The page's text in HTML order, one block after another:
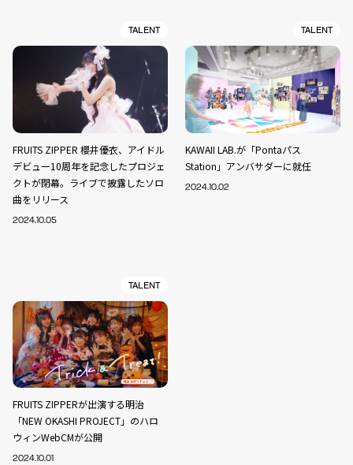
TALENT
FRUITS ZIPPER 櫻井優衣、アイドル
デビュー10周年を記念したプロジェ
クトが閉幕。ライブで披露したソロ
曲をリリース
2024.10.05
TALENT
KAWAII LAB.が「Pontaパス
Station」アンバサダーに就任
2024.10.02
TALENT
FRUITS ZIPPERが出演する明治
「NEW OKASHI PROJECT」のハロ
ウィンWebCMが公開
2024.10.01